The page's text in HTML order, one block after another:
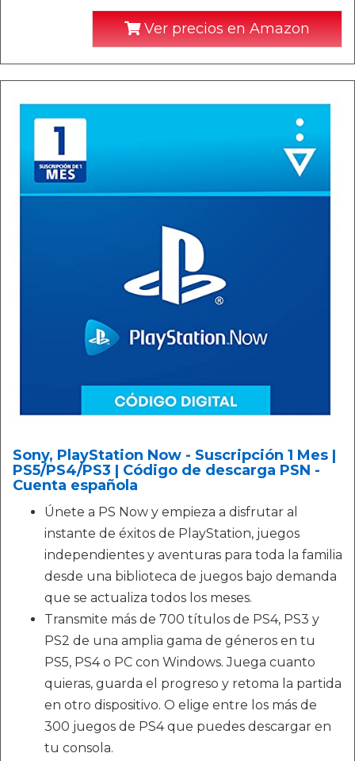
Ver precios en Amazon
Sony, PlayStation Now - Suscripción 1 Mes |
PS5/PS4/PS3 | Código de descarga PSN -
Cuenta española
Únete a PS Now y empieza a disfrutar al
instante de éxitos de PlayStation, juegos
independientes y aventuras para toda la familia
desde una biblioteca de juegos bajo demanda
que se actualiza todos los meses.
Transmite más de 700 títulos de PS4, PS3 y
PS2 de una amplia gama de géneros en tu
PS5, PS4 o PC con Windows. Juega cuanto
quieras, guarda el progreso y retoma la partida
en otro dispositivo. O elige entre los más de
300 juegos de PS4 que puedes descargar en
tu consola.